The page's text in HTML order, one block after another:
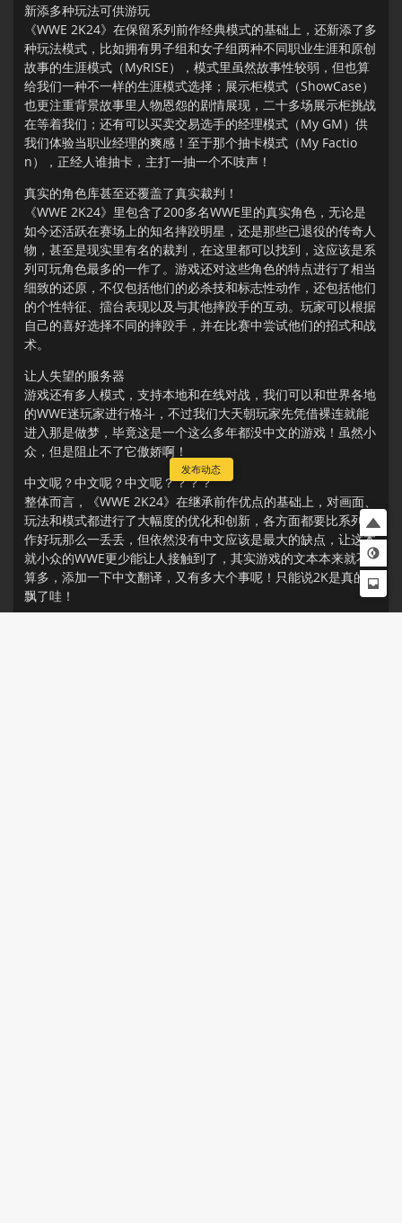
发布动态
新添多种玩法可供游玩
《WWE 2K24》在保留系列前作经典模式的基础上，还新添了多
种玩法模式，比如拥有男子组和女子组两种不同职业生涯和原创
故事的生涯模式（MyRISE），模式里虽然故事性较弱，但也算
给我们一种不一样的生涯模式选择；展示柜模式（ShowCase）
也更注重背景故事里人物恩怨的剧情展现，二十多场展示柜挑战
在等着我们；还有可以买卖交易选手的经理模式（My GM）供
我们体验当职业经理的爽感！至于那个抽卡模式（My Factio
n），正经人谁抽卡，主打一抽一个不吱声！
真实的角色库甚至还覆盖了真实裁判！
《WWE 2K24》里包含了200多名WWE里的真实角色，无论是
如今还活跃在赛场上的知名摔跤明星，还是那些已退役的传奇人
物，甚至是现实里有名的裁判，在这里都可以找到，这应该是系
列可玩角色最多的一作了。游戏还对这些角色的特点进行了相当
细致的还原，不仅包括他们的必杀技和标志性动作，还包括他们
的个性特征、擂台表现以及与其他摔跤手的互动。玩家可以根据
自己的喜好选择不同的摔跤手，并在比赛中尝试他们的招式和战
术。
让人失望的服务器
游戏还有多人模式，支持本地和在线对战，我们可以和世界各地
的WWE迷玩家进行格斗，不过我们大天朝玩家先凭借裸连就能
进入那是做梦，毕竟这是一个这么多年都没中文的游戏！虽然小
众，但是阻止不了它傲娇啊！
中文呢？中文呢？中文呢？？？？
整体而言，《WWE 2K24》在继承前作优点的基础上，对画面、
玩法和模式都进行了大幅度的优化和创新，各方面都要比系列前
作好玩那么一丢丢，但依然没有中文应该是最大的缺点，让这本
就小众的WWE更少能让人接触到了，其实游戏的文本本来就不
算多，添加一下中文翻译，又有多大个事呢！只能说2K是真的
飘了哇！